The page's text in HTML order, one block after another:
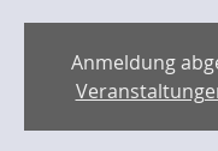
Anmeldung